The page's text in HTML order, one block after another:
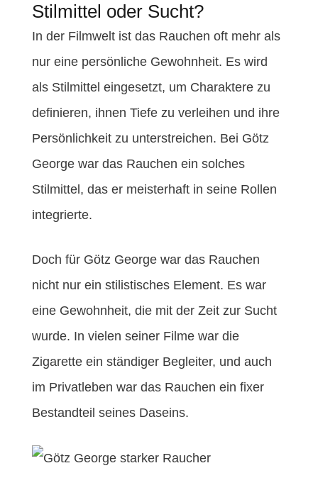
Stilmittel oder Sucht?
In der Filmwelt ist das Rauchen oft mehr als
nur eine persönliche Gewohnheit. Es wird
als Stilmittel eingesetzt, um Charaktere zu
definieren, ihnen Tiefe zu verleihen und ihre
Persönlichkeit zu unterstreichen. Bei Götz
George war das Rauchen ein solches
Stilmittel, das er meisterhaft in seine Rollen
integrierte.
Doch für Götz George war das Rauchen
nicht nur ein stilistisches Element. Es war
eine Gewohnheit, die mit der Zeit zur Sucht
wurde. In vielen seiner Filme war die
Zigarette ein ständiger Begleiter, und auch
im Privatleben war das Rauchen ein fixer
Bestandteil seines Daseins.